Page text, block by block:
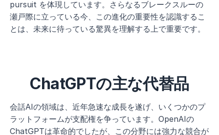
pursuit を体現しています。さらなるブレークスルーの
瀬戸際に立っている今、この進化の重要性を認識するこ
とは、未来に待っている驚異を理解する上で重要です。
ChatGPTの主な代替品
会話AIの領域は、近年急速な成長を遂げ、いくつかのプ
ラットフォームが支配権を争っています。OpenAIの
ChatGPTは革命的でしたが、この分野には強力な競合が